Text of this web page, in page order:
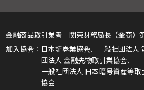
金融商品取引業者 関東財務局長（金商）
日本証券業協会、一般社団法人
団法人 金融先物取引業協会、
一般社団法人 日本暗号資産等
協会